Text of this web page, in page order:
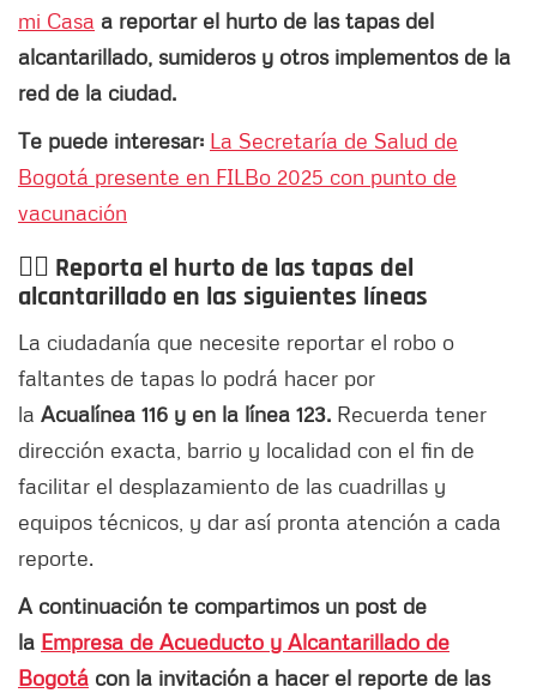
mi Casa a reportar el hurto de las tapas del
alcantarillado, sumideros y otros implementos de la
red de la ciudad.
Te puede interesar: La Secretaría de Salud de
Bogotá presente en FILBo 2025 con punto de
vacunación
👉🏻 Reporta el hurto de las tapas del
alcantarillado en las siguientes líneas
La ciudadanía que necesite reportar el robo o
faltantes de tapas lo podrá hacer por
la Acualínea 116 y en la línea 123. Recuerda tener
dirección exacta, barrio y localidad con el fin de
facilitar el desplazamiento de las cuadrillas y
equipos técnicos, y dar así pronta atención a cada
reporte.
A continuación te compartimos un post de
la Empresa de Acueducto y Alcantarillado de
Bogotá con la invitación a hacer el reporte de las